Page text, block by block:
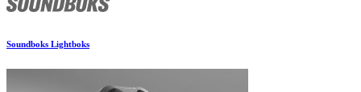
Soundboks Lightboks